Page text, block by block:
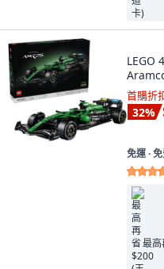
LEGO
首購折
32%
免運 ∙
最高